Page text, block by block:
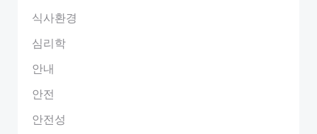
식사환경
심리학
안내
안전
안전성